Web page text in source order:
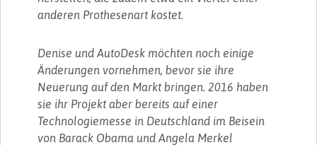
anderen Prothesenart kostet.
Denise und AutoDesk möchten noch einige
Änderungen vornehmen, bevor sie ihre
Neuerung auf den Markt bringen. 2016 haben
sie ihr Projekt aber bereits auf einer
Technologiemesse in Deutschland im Beisein
von Barack Obama und Angela Merkel